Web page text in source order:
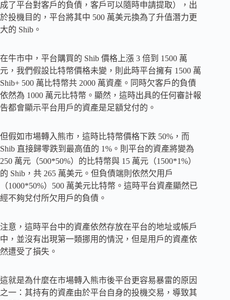
成了平台對客戶的負債，客戶可以隨時申請提取），出
於投機目的，平台將其中 500 萬美元換為了升值潛力更
大的 Shib。
在牛市中，平台購買的 Shib 價格上漲 3 倍到 1500 萬
元，我們假設比特幣價格未變，則此時平台擁有 1500 萬
Shib+ 500 萬比特幣共 2000 萬資產。同時欠客戶的負債
依然為 1000 萬元比特幣。顯然，這時出具的任何審計報
告都會顯示平台用戶的資產是足額兌付的。
但假如市場轉入熊市，這時比特幣價格下跌 50%，而
Shib 直接歸零跌到最高值的 1%。則平台的資產將變為
250 萬元（500*50%）的比特幣與 15 萬元（1500*1%）
的 Shib，共 265 萬美元。但負債端則依然欠用戶
（1000*50%）500 萬美元比特幣。這時平台資產顯然已
經不夠兌付所欠用戶的負債。
注意，這時平台中的資產依然存放在平台的地址或帳戶
中，並沒有出現第一類挪用的情況，但是用戶的資產依
然遭受了損失。
這就是為什麼在市場轉入熊市後平台更容易暴雷的原因
之一：其持有的資產由於平台自身的投機交易，導致其